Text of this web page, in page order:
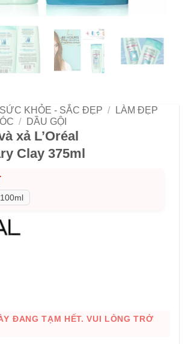
SỨC KHỎE - SẮC ĐẸP /
LÀM ĐẸP
/ DẦU GỘI
xả L’Oréal
Clay 375ml
100ml
ĐANG TẠM HẾT. VUI LÒNG TRỞ